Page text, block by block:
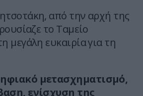
από την αρχή της
το Ταμείο
μεγάλη ευκαιρία για τη
μετασχηματισμό,
ενίσχυση της